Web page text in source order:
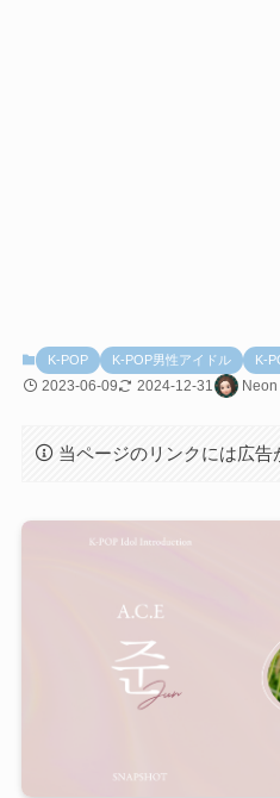
K-POP K-POP男性アイドル K-
2023-06-09 2024-12-31 Neon
当ページのリンクには広告